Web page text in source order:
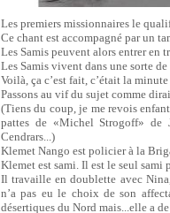
Les premiers missionnaires le
Ce chant est accompagné par un
Les Samis peuvent alors entrer en
Les Samis vivent dans une sorte
Voilà, ça c’est fait, c’était la
Passons au vif du sujet comme
(Tiens du coup, je me revois
pattes de «Michel Strogoff» de
Cendrars...)
Klemet Nango est policier à la
Klemet est sami. Il est le seul sami
Il travaille en doublette avec
n’a pas eu le choix de son
désertiques du Nord mais...elle a